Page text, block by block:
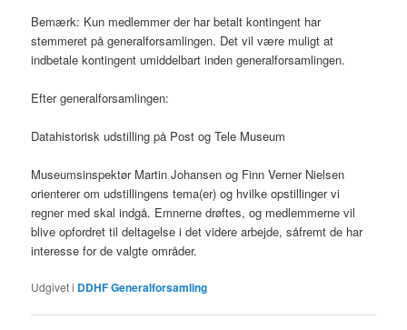
Bemærk: Kun medlemmer der har betalt kontingent har
stemmeret på generalforsamlingen. Det vil være muligt at
indbetale kontingent umiddelbart inden generalforsamlingen.
Efter generalforsamlingen:
Datahistorisk udstilling på Post og Tele Museum
Museumsinspektør Martin Johansen og Finn Verner Nielsen
orienterer om udstillingens tema(er) og hvilke opstillinger vi
regner med skal indgå. Emnerne drøftes, og medlemmerne vil
blive opfordret til deltagelse i det videre arbejde, såfremt de har
interesse for de valgte områder.
Udgivet i DDHF Generalforsamling